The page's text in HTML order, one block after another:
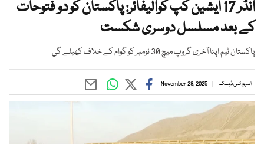
انڈر 17 ایشین کپ کوالیفائر: پاکستان کو دو فتوحات
کے بعد مسلسل دوسری شکست
پاکستان ٹیم اپنا آخری گروپ میچ 30 نومبر کو گوام کے خلاف کھیلے گی
اسپورٹس ڈیسک November 28, 2025